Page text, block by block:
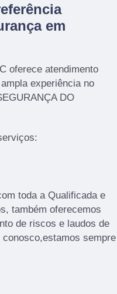
em
oferece atendimento
experiência no
DO
toda a Qualificada e
também oferecemos
de riscos e laudos de
sempre